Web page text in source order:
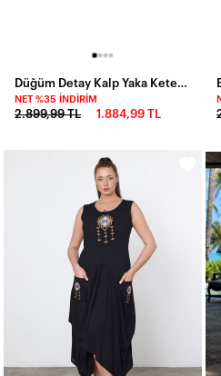
NET %35 İNDIRIM
2.899,99 TL 1.884,99 TL